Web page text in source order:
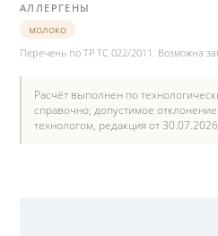
АЛЛЕРГЕНЫ
молоко
Перечень по ТР ТС 022/2011. Возможна
Расчёт выполнен по
справочно; допустимое
технологом, редакция от